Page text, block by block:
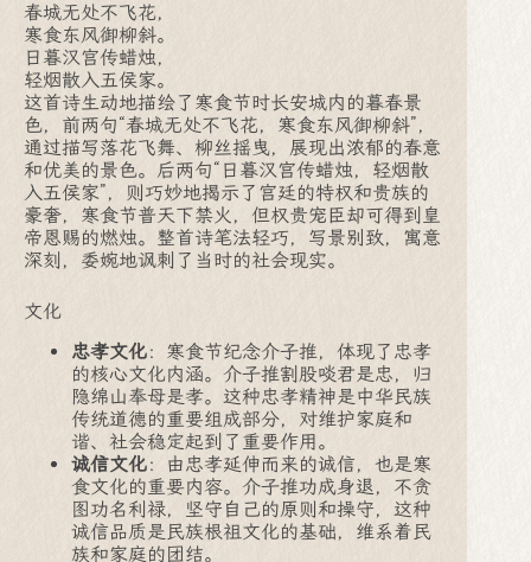
春城无处不飞花，
寒食东风御柳斜。
日暮汉宫传蜡烛，
轻烟散入五侯家。
这首诗生动地描绘了寒食节时长安城内的暮春景
色，前两句“春城无处不飞花，寒食东风御柳斜”，
通过描写落花飞舞、柳丝摇曳，展现出浓郁的春意
和优美的景色。后两句“日暮汉宫传蜡烛，轻烟散
入五侯家”，则巧妙地揭示了宫廷的特权和贵族的
豪奢，寒食节普天下禁火，但权贵宠臣却可得到皇
帝恩赐的燃烛。整首诗笔法轻巧，写景别致，寓意
深刻，委婉地讽刺了当时的社会现实。
文化
忠孝文化：寒食节纪念介子推，体现了忠孝
的核心文化内涵。介子推割股啖君是忠，归
隐绵山奉母是孝。这种忠孝精神是中华民族
传统道德的重要组成部分，对维护家庭和
谐、社会稳定起到了重要作用。
诚信文化：由忠孝延伸而来的诚信，也是寒
食文化的重要内容。介子推功成身退，不贪
图功名利禄，坚守自己的原则和操守，这种
诚信品质是民族根祖文化的基础，维系着民
族和家庭的团结。